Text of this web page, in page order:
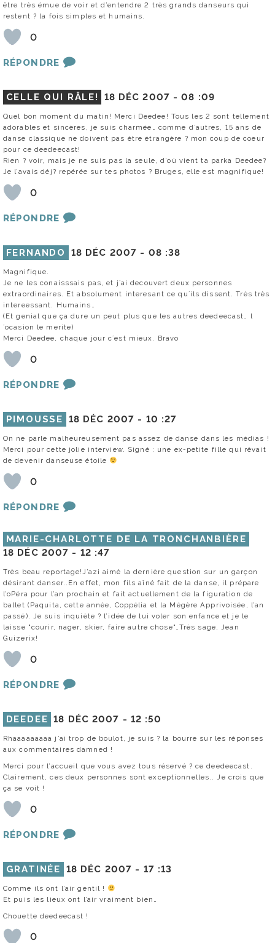
être très émue de voir et d’entendre 2 très grands danseurs qui
restent ? la fois simples et humains.
0
RÉPONDRE
CELLE QUI RÂLE! 18 DÉC 2007 -08 :09
Quel bon moment du matin! Merci Deedee! Tous les 2 sont tellement
adorables et sincères, je suis charmée… comme d’autres, 15 ans de
danse classique ne doivent pas être étrangère ? mon coup de coeur
pour ce deedeecast!
Rien ? voir, mais je ne suis pas la seule, d’où vient ta parka Deedee?
Je l’avais déj? repérée sur tes photos ? Bruges, elle est magnifique!
0
RÉPONDRE
FERNANDO 18 DÉC 2007 - 08 :38
Magnifique.
Je ne les conaisssais pas, et j´ai decouvert deux personnes
extraordinaires. Et absolument interesant ce qu´ils dissent. Trés très
intereessant. Humains…
(Et genial que ça dure un peut plus que les autres deedeecast… l
´ocasion le merite)
Merci Deedee, chaque jour c´est mieux. Bravo
0
RÉPONDRE
PIMOUSSE 18 DÉC 2007 - 10 :27
On ne parle malheureusement pas assez de danse dans les médias !
Merci pour cette jolie interview. Signé : une ex-petite fille qui rêvait
de devenir danseuse étoile
0
RÉPONDRE
MARIE-CHARLOTTE DE LA TRONCHANBIÈRE
18 DÉC 2007 - 12 :47
Très beau reportage!J’azi aimé la dernière question sur un garçon
désirant danser..En effet, mon fils aîné fait de la danse, il prépare
l’oPéra pour l’an prochain et fait actuellement de la figuration de
ballet (Paquita, cette année, Coppélia et la Mégère Apprivoisée, l’an
passé). Je suis inquiète ? l’idée de lui voler son enfance et je le
laisse "courir, nager, skier, faire autre chose"…Très sage, Jean
Guizerix!
0
RÉPONDRE
DEEDEE 18 DÉC 2007 - 12 :50
Rhaaaaaaaaa j’ai trop de boulot, je suis ? la bourre sur les réponses
aux commentaires damned !
Merci pour l’accueil que vous avez tous réservé ? ce deedeecast.
Clairement, ces deux personnes sont exceptionnelles.. Je crois que
ça se voit !
0
RÉPONDRE
GRATINÉE 18 DÉC 2007 - 17 :13
Comme ils ont l’air gentil !
Et puis les lieux ont l’air vraiment bien…
Chouette deedeecast !
0